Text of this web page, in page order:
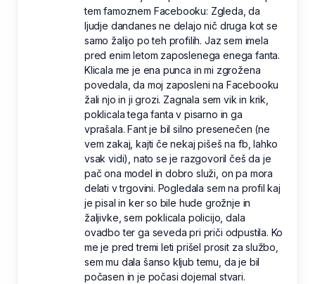
tem famoznem Facebooku: Zgleda, da
ljudje dandanes ne delajo nič druga kot se
samo žalijo po teh profilih. Jaz sem imela
pred enim letom zaposlenega enega fanta.
Klicala me je ena punca in mi zgrožena
povedala, da moj zaposleni na Facebooku
žali njo in ji grozi. Zagnala sem vik in krik,
poklicala tega fanta v pisarno in ga
vprašala. Fant je bil silno presenečen (ne
vem zakaj, kajti če nekaj pišeš na fb, lahko
vsak vidi), nato se je razgovoril češ da je
pač ona model in dobro služi, on pa mora
delati v trgovini. Pogledala sem na profil kaj
je pisal in ker so bile hude grožnje in
žaljivke, sem poklicala policijo, dala
ovadbo ter ga seveda pri priči odpustila. Ko
me je pred tremi leti prišel prosit za službo,
sem mu dala šanso kljub temu, da je bil
počasen in je počasi dojemal stvari.